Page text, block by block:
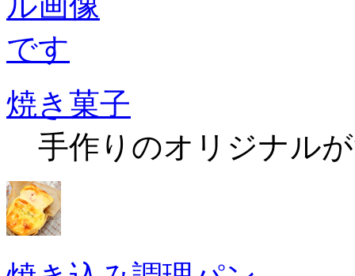
焼き菓子
手作りのオリジナル